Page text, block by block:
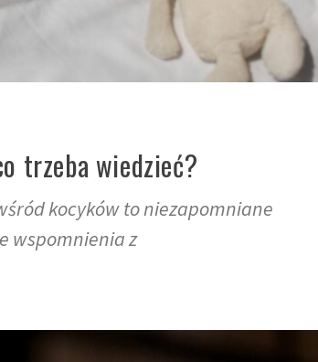
trzeba wiedzieć?
kocyków to niezapomniane
wspomnienia z